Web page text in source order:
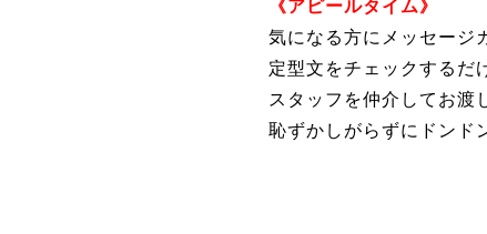
《アピールタイム》
気になる方にメッセージ
定型文をチェックするだ
スタッフを仲介してお渡
恥ずかしがらずにドンド